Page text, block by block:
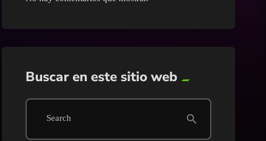
Internacional
Juan José Rios
Buscar en este sitio web
Search search